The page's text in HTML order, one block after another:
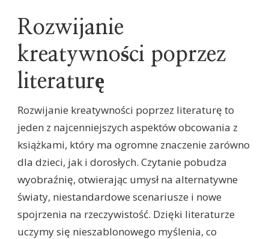
Rozwijanie
kreatywności poprzez
literaturę
Rozwijanie kreatywności poprzez literaturę to
jeden z najcenniejszych aspektów obcowania z
książkami, który ma ogromne znaczenie zarówno
dla dzieci, jak i dorosłych. Czytanie pobudza
wyobraźnię, otwierając umysł na alternatywne
światy, niestandardowe scenariusze i nowe
spojrzenia na rzeczywistość. Dzięki literaturze
uczymy się nieszablonowego myślenia, co